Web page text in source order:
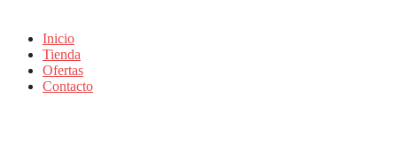
Inicio
Tienda
Ofertas
Contacto